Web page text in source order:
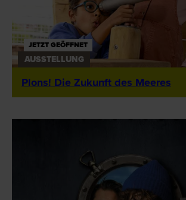
JETZT GEÖFFNET
AUSSTELLUNG
Plons! Die Zukunft des Meeres